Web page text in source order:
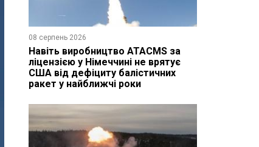
08 серпень 2026
Навіть виробництво ATACMS за
ліцензією у Німеччині не врятує
США від дефіциту балістичних
ракет у найближчі роки